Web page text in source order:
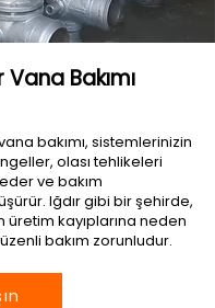
Bakımı
bakımı, sistemlerinizin
olası tehlikeleri
ve bakım
Iğdır gibi bir şehirde,
üretim kayıplarına neden
bakım zorunludur.